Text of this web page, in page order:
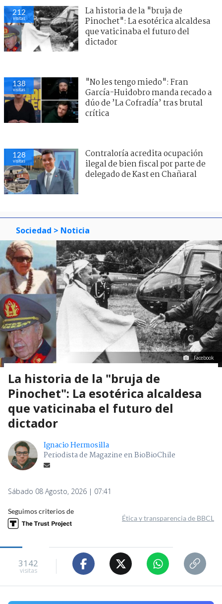
212
visitas
La historia de la "bruja de
Pinochet": La esotérica alcaldesa
que vaticinaba el futuro del
dictador
138
visitas
"No les tengo miedo": Fran
García-Huidobro manda recado a
dúo de ’La Cofradía’ tras brutal
crítica
128
visitas
Contraloría acredita ocupación
ilegal de bien fiscal por parte de
delegado de Kast en Chañaral
Sociedad > Noticia
Facebook
La historia de la "bruja de
Pinochet": La esotérica alcaldesa
que vaticinaba el futuro del
dictador
Ignacio Hermosilla
Periodista de Magazine en BioBioChile
Sábado 08 Agosto, 2026 | 07:41
Seguimos criterios de
Ética y transparencia de BBCL
3142
visitas